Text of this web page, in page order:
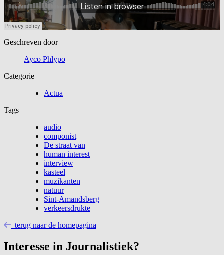
Geschreven door
Ayco Phlypo
Categorie
Actua
Tags
audio
componist
De straat van
human interest
interview
kasteel
muzikanten
natuur
Sint-Amandsberg
verkeersdrukte
terug naar de homepagina
Interesse in Journalistiek?